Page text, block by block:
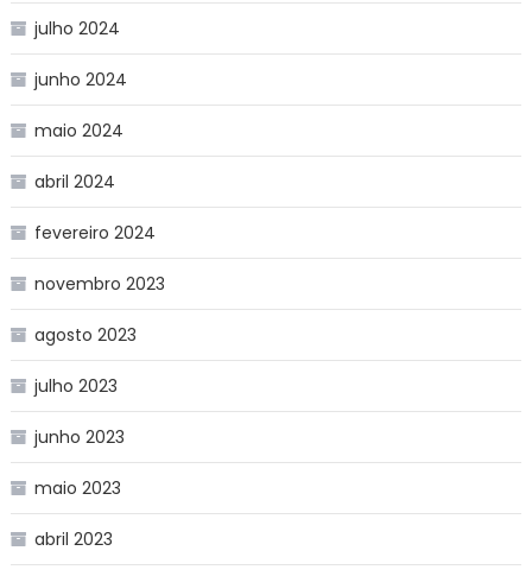
julho 2024
junho 2024
maio 2024
abril 2024
fevereiro 2024
novembro 2023
agosto 2023
julho 2023
junho 2023
maio 2023
abril 2023